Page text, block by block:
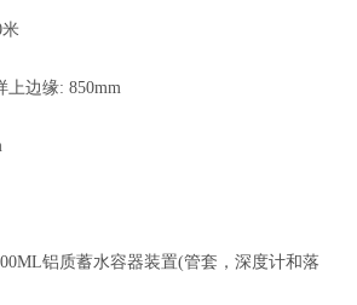
边缘: 850mm
铝质蓄水容器装置(管套，深度计和落